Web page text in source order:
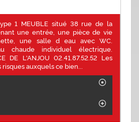
1 MEUBLE situé 38 rue de la
une entrée, une pièce de vie
une salle d eau avec WC.
chaude individuel électrique.
DE L'ANJOU 02.41.87.52.52 Les
auxquels ce bien...